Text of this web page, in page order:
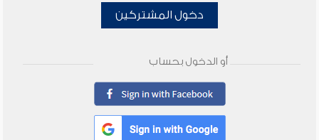
دخول المشتركين
أو الدخول بحساب